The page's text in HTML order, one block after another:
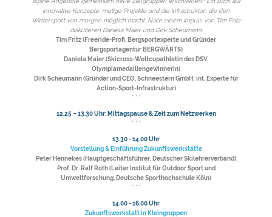
innovative Konzepte, mutige Projekte und die Infrastruktur, die den
Wintersport von morgen möglich macht. Nach einem Impuls von Tim Fritz
diskutieren Daniela Maier und Dirk Scheumann.
Tim Fritz (Freeride-Profi, Bergsportexperte und Gründer
Bergsportagentur BERGWÄRTS)
Daniela Maier (Skicross-Weltcupathletin des DSV,
Olympiamedaillengewinnerin)
Dirk Scheumann (Gründer und CEO, Schneestern GmbH; int. Experte für
Action-Sport-Infrastruktur)
* * *
12.25 – 13.30 Uhr: Mittagspause & Zeit zum Netzwerken
* * *
13.30 - 14.00 Uhr
Vorstellung & Einführung Zukunftswerkstätte
Peter Hennekes (Hauptgeschäftsführer, Deutscher Skilehrerverband)
Prof. Dr. Ralf Roth (Leiter Institut für Outdoor Sport und
Umweltforschung, Deutsche Sporthochschule Köln)
* * *
14.00 - 16.00 Uhr
Zukunftswerkstatt in Kleingruppen